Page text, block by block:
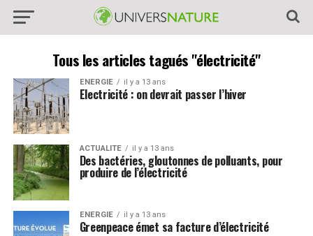
Tous les articles tagués "électricité"
ENERGIE il y a 13 ans
Electricité : on devrait passer l’hiver
ACTUALITE il y a 13 ans
Des bactéries, gloutonnes de polluants, pour
produire de l’électricité
ENERGIE il y a 13 ans
Greenpeace émet sa facture d’électricité